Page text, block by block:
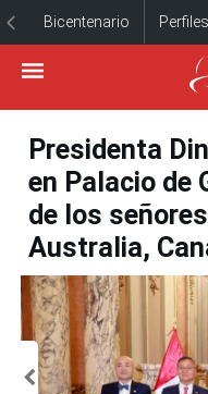
Bicentenario Perfiles
Presidenta
en Palacio de
de los
Australia,